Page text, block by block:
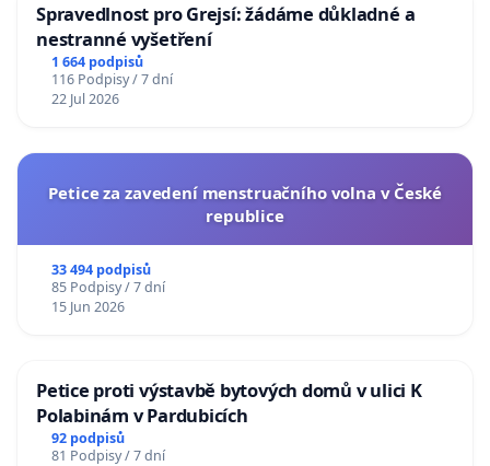
Spravedlnost pro Grejsí: žádáme důkladné a
nestranné vyšetření
1 664 podpisů
116 Podpisy / 7 dní
22 Jul 2026
Petice za zavedení menstruačního volna v České
republice
33 494 podpisů
85 Podpisy / 7 dní
15 Jun 2026
Petice proti výstavbě bytových domů v ulici K
Polabinám v Pardubicích
92 podpisů
81 Podpisy / 7 dní